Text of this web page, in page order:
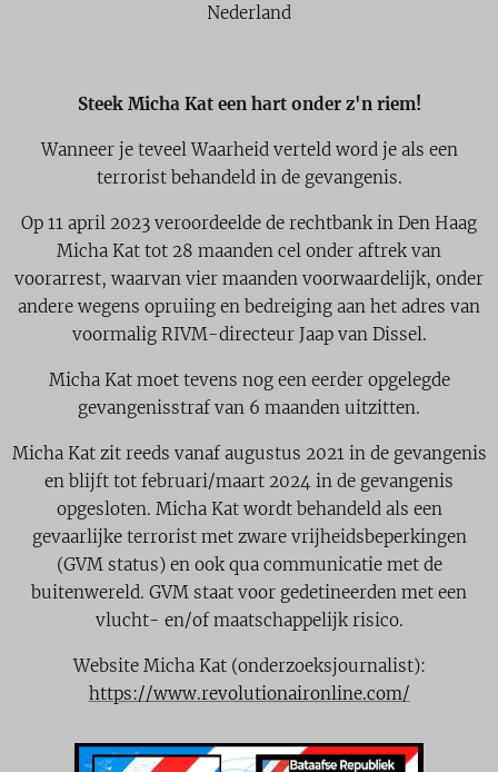
Nederland
Steek Micha Kat een hart onder z'n riem!
Wanneer je teveel Waarheid verteld word je als een
terrorist behandeld in de gevangenis.
Op 11 april 2023 veroordeelde de rechtbank in Den Haag
Micha Kat tot 28 maanden cel onder aftrek van
voorarrest, waarvan vier maanden voorwaardelijk, onder
andere wegens opruiing en bedreiging aan het adres van
voormalig RIVM-directeur Jaap van Dissel.
Micha Kat moet tevens nog een eerder opgelegde
gevangenisstraf van 6 maanden uitzitten.
Micha Kat zit reeds vanaf augustus 2021 in de gevangenis
en blijft tot februari/maart 2024 in de gevangenis
opgesloten. Micha Kat wordt behandeld als een
gevaarlijke terrorist met zware vrijheidsbeperkingen
(GVM status) en ook qua communicatie met de
buitenwereld. GVM staat voor gedetineerden met een
vlucht- en/of maatschappelijk risico.
Website Micha Kat (onderzoeksjournalist):
https://www.revolutionaironline.com/